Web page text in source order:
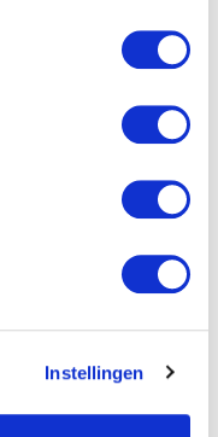
Instellingen